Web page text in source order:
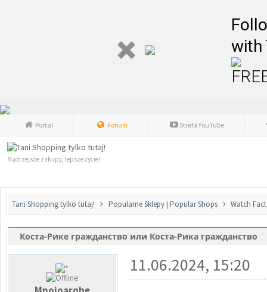
with
Portal Forum Strefa YouTube
Mądrzejsze zakupy, lepsze życie!
Tani Shopping tylko tutaj! Popularne Sklepy | Popular Shops Watch
głosów - średnia: 0
Коста-Рике гражданство или Коста-Рика гражданство
11.06.2024, 15:20